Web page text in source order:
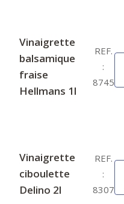
Vinaigrette
balsamique
fraise
Hellmans 1l
REF.
:
8745
Vinaigrette
ciboulette
Delino 2l
REF.
:
8307